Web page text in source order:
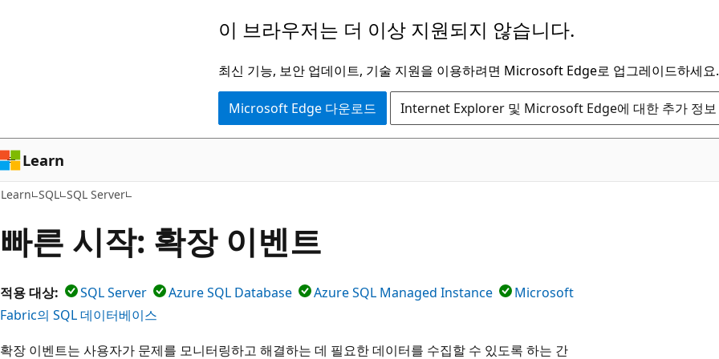
로
건
너
뛰
기
이 브라우저는 더 이상 지원되지 않습니다.
최신 기능, 보안 업데이트, 기술 지원을 이용하려면 Microsoft Edge로 업그레이드하세요.
Microsoft Edge 다운로드 Internet Explorer 및 Microsoft Edge에 대한 추가 정보
Learn
Learn SQL SQL Server
빠른 시작: 확장 이벤트
적용 대상: SQL Server Azure SQL Database Azure SQL Managed Instance
Microsoft
Fabric의 SQL 데이터베이스
확장 이벤트는 사용자가 문제를 모니터링하고 해결하는 데 필요한 데이터를 수집할 수 있도록 하는 간